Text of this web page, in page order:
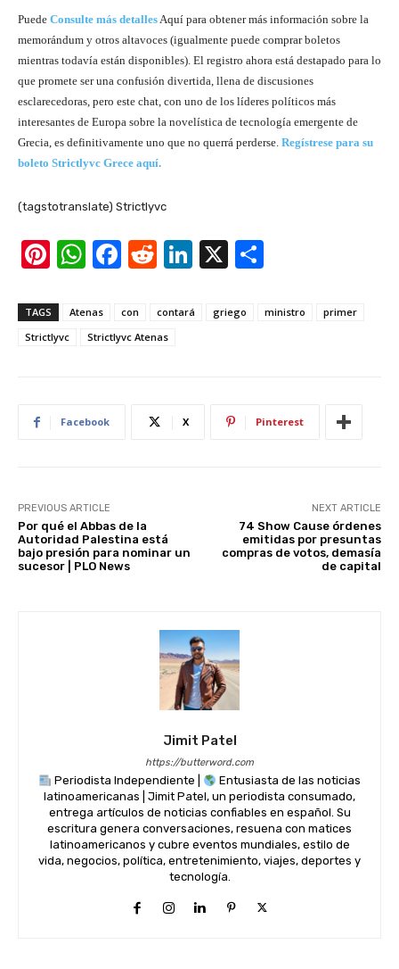
Puede Consulte más detallesAquí para obtener más información sobre la
memorándum y otros altavoces (igualmente puede comprar boletos
mientras todavía están disponibles). El registro ahora está destapado para lo
que promete ser una confusión divertida, llena de discusiones
esclarecedoras, pero este chat, con uno de los líderes políticos más
interesantes de Europa sobre la novelística de tecnología emergente de
Grecia, es definitivamente uno que no querrá perderse. Regístrese para su
boleto Strictlyvc Grece aquí.
(tagstotranslate) Strictlyvc
Pi
er
e
W
at
s
p
F
c
e
R
d
di
Li
k
X
ar
TAGS Atenas con contará griego ministro
primer
Strictlyvc
Strictlyvc Atenas
Facebook X Pinterest
PREVIOUS ARTICLE
Por qué el Abbas de la
Autoridad Palestina está
bajo presión para nominar un
sucesor | PLO News
NEXT ARTICLE
74 Show Cause órdenes
emitidas por presuntas
compras de votos, demasía
de capital
Jimit Patel
https://butterword.com
Periodista Independiente |
Entusiasta de las noticias
latinoamericanas | Jimit Patel, un periodista consumado,
entrega artículos de noticias confiables en español. Su
escritura genera conversaciones, resuena con matices
latinoamericanos y cubre eventos mundiales, estilo de
vida, negocios, política, entretenimiento, viajes, deportes y
tecnología.